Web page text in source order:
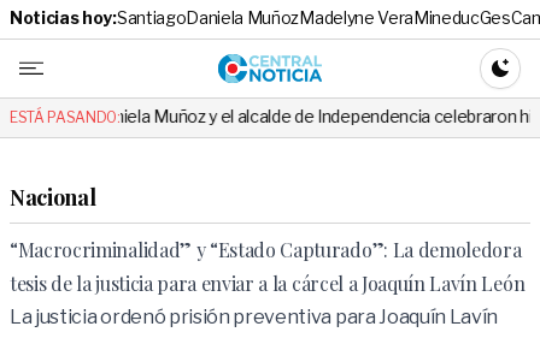
Noticias hoy:SantiagoDaniela MuñozMadelyne VeraMineducGes
Central
ESTÁ PASANDO:
Muñoz y el alcalde de Independencia celebraron hito: el mensaje
Nacional
“Macrocriminalidad” y “Estado Capturado”: La demoledora
tesis de la justicia para enviar a la cárcel a Joaquín Lavín León
La justicia ordenó prisión preventiva para Joaquín Lavín